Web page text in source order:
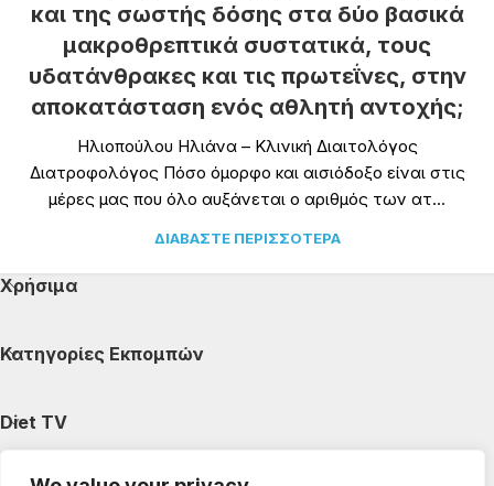
και της σωστής δόσης στα δύο βασικά
μακροθρεπτικά συστατικά, τους
υδατάνθρακες και τις πρωτεΐνες, στην
αποκατάσταση ενός αθλητή αντοχής;
Ηλιοπούλου Ηλιάνα – Κλινική Διαιτολόγος
Διατροφολόγος Πόσο όμορφο και αισιόδοξο είναι στις
μέρες μας που όλο αυξάνεται ο αριθμός των ατ...
ΔΙΑΒΆΣΤΕ ΠΕΡΙΣΣΌΤΕΡΑ
Χρήσιμα
Κατηγορίες Εκπομπών
Diet TV